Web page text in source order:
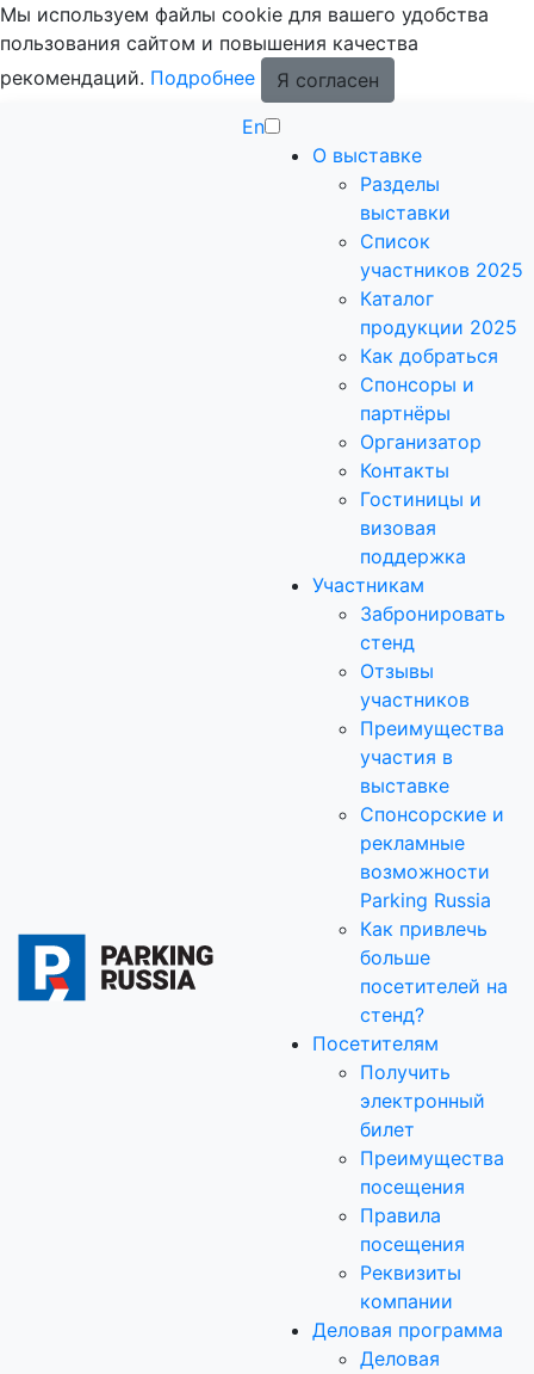
Мы используем файлы cookie для вашего удобства
пользования сайтом и повышения качества
рекомендаций. Подробнее
Я согласен
En
О выставке
Разделы
выставки
Список
участников 2025
Каталог
продукции 2025
Как добраться
Спонсоры и
партнёры
Организатор
Контакты
Гостиницы и
визовая
поддержка
Участникам
Забронировать
стенд
Отзывы
участников
Преимущества
участия в
выставке
Спонсорские и
рекламные
возможности
Parking Russia
Как привлечь
больше
посетителей на
стенд?
Посетителям
Получить
электронный
билет
Преимущества
посещения
Правила
посещения
Реквизиты
компании
Деловая программа
Деловая